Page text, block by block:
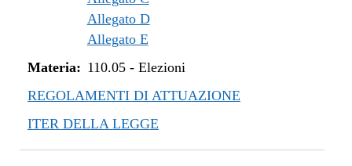
Allegato D
Allegato E
Materia: 110.05- Elezioni
REGOLAMENTI DI ATTUAZIONE
ITER DELLA LEGGE